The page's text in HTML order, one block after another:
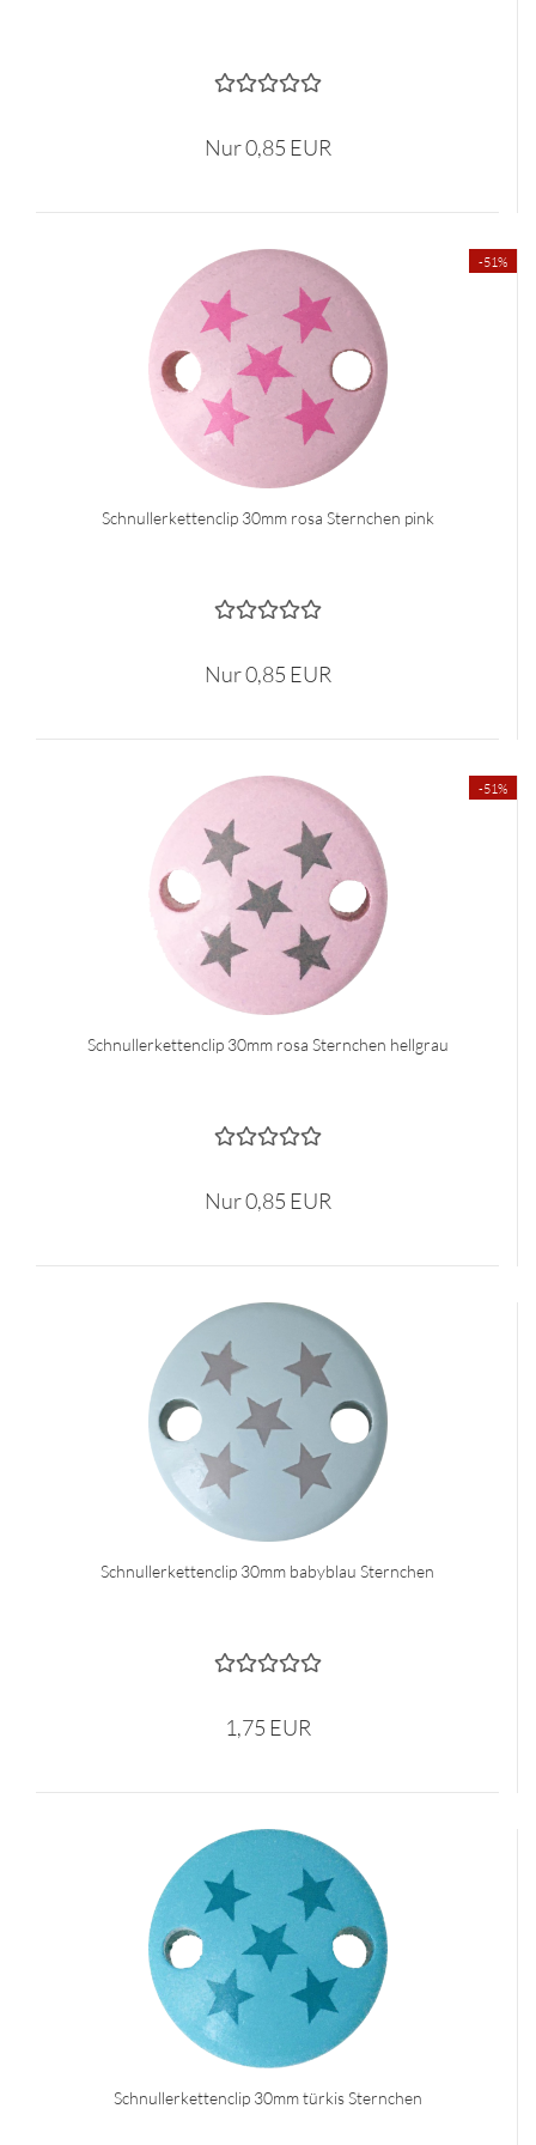
Nur 0,85 EUR
-51%
Schnullerkettenclip 30mm rosa Sternchen pink
Nur 0,85 EUR
-51%
Schnullerkettenclip 30mm rosa Sternchen hellgrau
Nur 0,85 EUR
Schnullerkettenclip 30mm babyblau Sternchen
1,75 EUR
Schnullerkettenclip 30mm türkis Sternchen